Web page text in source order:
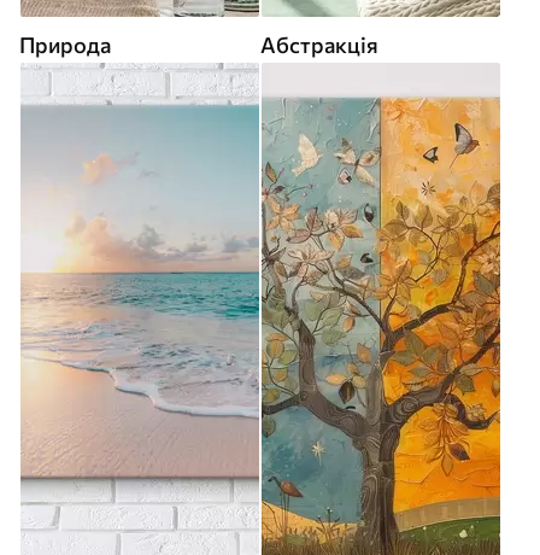
Природа Абстракція